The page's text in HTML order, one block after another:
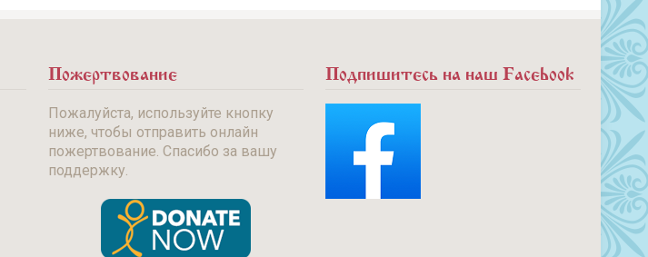
Пожертвование
Пожалуйста, используйте кнопку
ниже, чтобы отправить онлайн
пожертвование. Спасибо за вашу
поддержку.
Подпишитесь на наш Facebook